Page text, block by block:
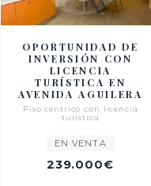
OPORTUNIDAD DE
INVERSIÓN CON
LICENCIA
TURÍSTICA EN
AVENIDA AGUILERA
Piso centrico con licencia
turistica
EN VENTA
239.000€